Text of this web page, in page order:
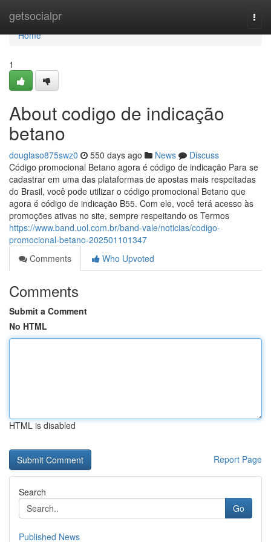
getsocialpr
Home
Home
1
About codigo de indicação
betano
douglaso875swz0 550 days ago News
Discuss
Código promocional Betano agora é código de indicação Para se
cadastrar em uma das plataformas de apostas mais respeitadas
do Brasil, você pode utilizar o código promocional Betano que
agora é código de indicação B55. Com ele, você terá acesso às
promoções ativas no site, sempre respeitando os Termos
https://www.band.uol.com.br/band-vale/noticias/codigo-
promocional-betano-202501101347
Comments
Who Upvoted
Comments
Submit a Comment
No HTML
HTML is disabled
Report Page
Search
Go
Published News